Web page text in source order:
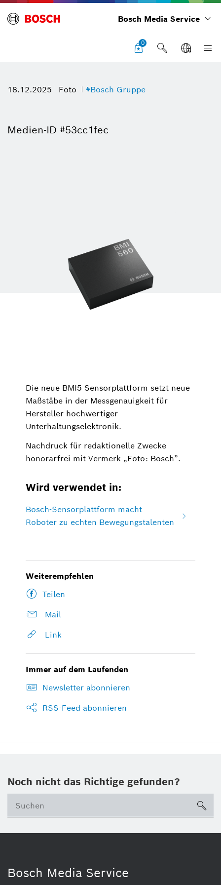
Bosch Media Service
0
18.12.2025 Foto #Bosch Gruppe
Medien-ID #53cc1fec
Die neue BMI5 Sensorplattform setzt neue
Maßstäbe in der Messgenauigkeit für
Hersteller hochwertiger
Unterhaltungselektronik.
Nachdruck für redaktionelle Zwecke
honorarfrei mit Vermerk „Foto: Bosch”.
Wird verwendet in:
Bosch-Sensorplattform macht
Roboter zu echten Bewegungstalenten
Weiterempfehlen
Teilen
Mail
Link
Immer auf dem Laufenden
Newsletter abonnieren
RSS-Feed abonnieren
Noch nicht das Richtige gefunden?
Bosch Media Service